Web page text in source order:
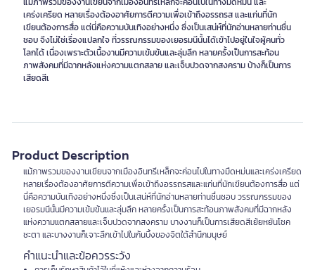
เคร่งเครียด หลายเรื่องต้องอาศัยการตีความเพื่อเข้าถึงอรรถรส และแก่นที่นัก
เขียนต้องการสื่อ แต่นี่คือความบันเทิงอย่างหนึ่ง ซึ่งเป็นเสน่ห์ที่นักอ่านหลายท่านชื่น
ชอบ จึงไม่ใช่เรื่องแปลกใจ ที่วรรณกรรมของเยอรมนีนั้นได้เข้าไปอยู่ในใจผู้คนทั่ว
โลกได้ เนื่องเพราะตัวเนื้องานมีความเข้มข้นและลุ่มลึก หลายครั้งเป็นการสะท้อน
ภาพสังคมที่มีฉากหลังแห่งความแตกสลาย และเจ็บปวดจากสงคราม บ้างก็เป็นการ
เสียดสีเ
Product Description
แม้ภาพรวมของงานเขียนจากเมืองอินทรีเหล็กจะค่อนไปในทางมืดหม่นและเคร่งเครียด
หลายเรื่องต้องอาศัยการตีความเพื่อเข้าถึงอรรถรสและแก่นที่นักเขียนต้องการสื่อ แต่
นี่คือความบันเทิงอย่างหนึ่งซึ่งเป็นเสน่ห์ที่นักอ่านหลายท่านชื่นชอบ วรรณกรรมของ
เยอรมนีนั้นมีความเข้มข้นและลุ่มลึก หลายครั้งเป็นการสะท้อนภาพสังคมที่มีฉากหลัง
แห่งความแตกสลายและเจ็บปวดจากสงคราม บางงานก็เป็นการเสียดสีเย้ยหยันโชค
ชะตา และบางงานก็เจาะลึกเข้าไปในก้นบึ้งของจิตใต้สำนึกมนุษย์
คำแนะนำและข้อควรระวัง